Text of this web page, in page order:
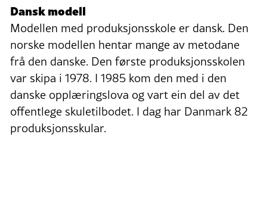
Dansk modell
Modellen med produksjonsskole er dansk. Den
norske modellen hentar mange av metodane
frå den danske. Den første produksjonsskolen
var skipa i 1978. I 1985 kom den med i den
danske opplæringslova og vart ein del av det
offentlege skuletilbodet. I dag har Danmark 82
produksjonsskular.